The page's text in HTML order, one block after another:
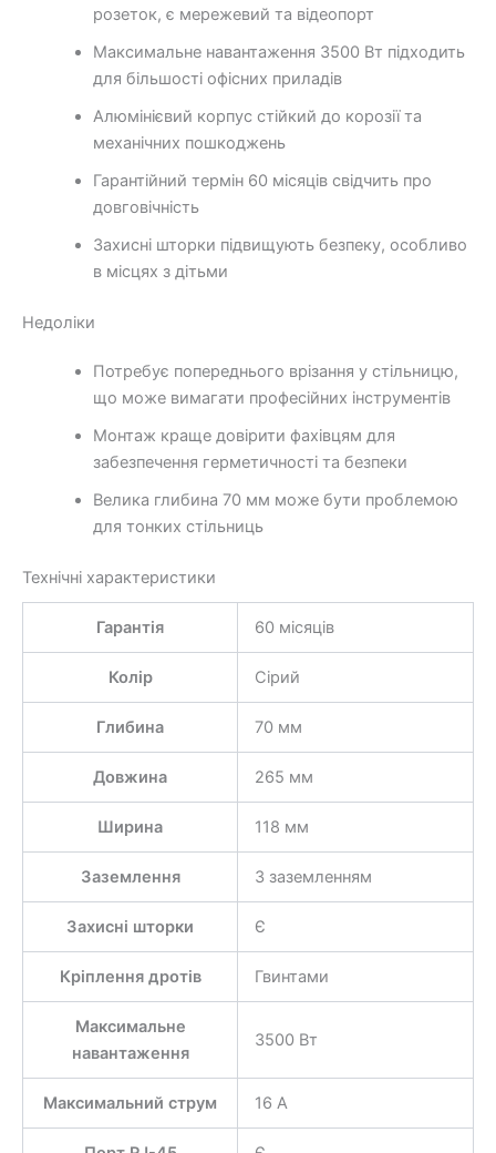
розеток, є мережевий та відеопорт
Максимальне навантаження 3500 Вт підходить
для більшості офісних приладів
Алюмінієвий корпус стійкий до корозії та
механічних пошкоджень
Гарантійний термін 60 місяців свідчить про
довговічність
Захисні шторки підвищують безпеку, особливо
в місцях з дітьми
Недоліки
Потребує попереднього врізання у стільницю,
що може вимагати професійних інструментів
Монтаж краще довірити фахівцям для
забезпечення герметичності та безпеки
Велика глибина 70 мм може бути проблемою
для тонких стільниць
Технічні характеристики
Гарантія 60 місяців
Колір Сірий
Глибина 70 мм
Довжина 265 мм
Ширина 118 мм
Заземлення З заземленням
Захисні шторки Є
Кріплення дротів Гвинтами
Максимальне
навантаження
3500 Вт
Максимальний струм 16 А